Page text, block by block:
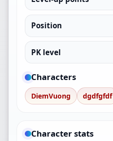
Position
PK level
Characters
DiemVuong dgdfgfdf
Character stats